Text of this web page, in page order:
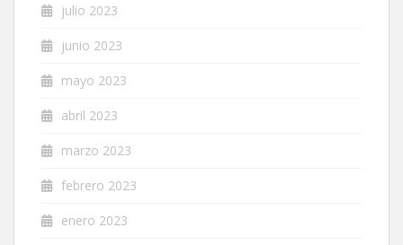
julio 2023
junio 2023
mayo 2023
abril 2023
marzo 2023
febrero 2023
enero 2023